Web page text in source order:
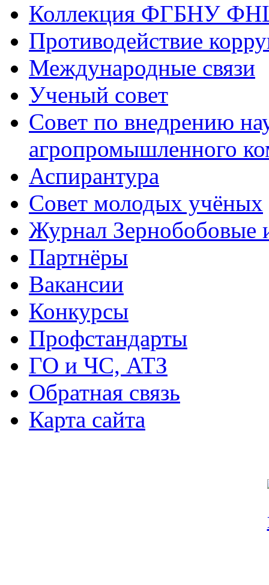
Коллекция ФГБНУ
Противодействие
Международные связи
Ученый совет
Совет по внедрению
агропромышленного
Аспирантура
Совет молодых учёных
Журнал Зернобобовые
Партнёры
Вакансии
Конкурсы
Профстандарты
ГО и ЧС, АТЗ
Обратная связь
Карта сайта